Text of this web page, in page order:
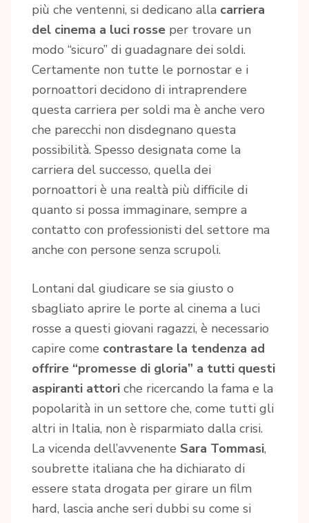
più che ventenni, si dedicano alla carriera
del cinema a luci rosse per trovare un
modo “sicuro” di guadagnare dei soldi.
Certamente non tutte le pornostar e i
pornoattori decidono di intraprendere
questa carriera per soldi ma è anche vero
che parecchi non disdegnano questa
possibilità. Spesso designata come la
carriera del successo, quella dei
pornoattori è una realtà più difficile di
quanto si possa immaginare, sempre a
contatto con professionisti del settore ma
anche con persone senza scrupoli.
Lontani dal giudicare se sia giusto o
sbagliato aprire le porte al cinema a luci
rosse a questi giovani ragazzi, è necessario
capire come contrastare la tendenza ad
offrire “promesse di gloria” a tutti questi
aspiranti attori che ricercando la fama e la
popolarità in un settore che, come tutti gli
altri in Italia, non è risparmiato dalla crisi.
La vicenda dell’avvenente Sara Tommasi,
soubrette italiana che ha dichiarato di
essere stata drogata per girare un film
hard, lascia anche seri dubbi su come si